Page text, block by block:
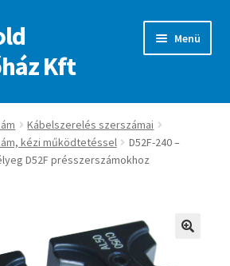
Kft
Menü
Kábelszerelés szerszámai
kézi működtetéssel
D52F-240 –
D52F présszerszámokhoz